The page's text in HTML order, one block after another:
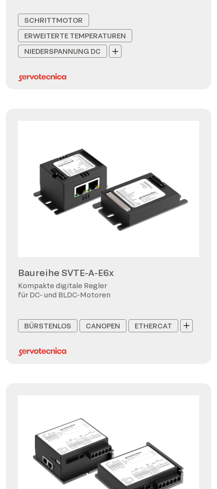
SCHRITTMOTOR
ERWEITERTE TEMPERATUREN
NIEDERSPANNUNG DC
Baureihe SVTE-A-E6x
Kompakte digitale Regler
für DC- und BLDC-Motoren
BÜRSTENLOS CANOPEN ETHERCAT